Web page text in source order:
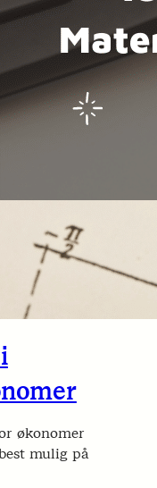
økonomer
mulig på